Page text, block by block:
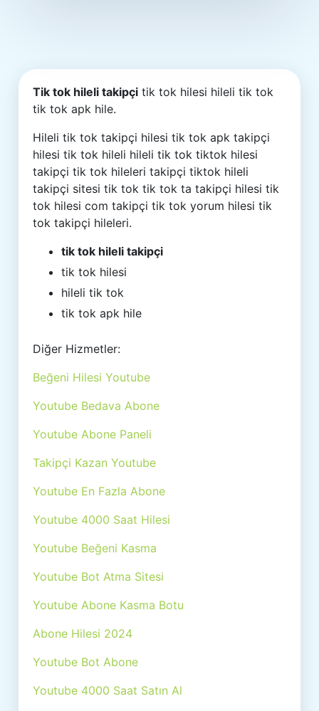
Tik tok hileli takipçi tik tok hilesi hileli tik tok
tik tok apk hile.
Hileli tik tok takipçi hilesi tik tok apk takipçi
hilesi tik tok hileli hileli tik tok tiktok hilesi
takipçi tik tok hileleri takipçi tiktok hileli
takipçi sitesi tik tok tik tok ta takipçi hilesi tik
tok hilesi com takipçi tik tok yorum hilesi tik
tok takipçi hileleri.
tik tok hileli takipçi
tik tok hilesi
hileli tik tok
tik tok apk hile
Diğer Hizmetler:
Beğeni Hilesi Youtube
Youtube Bedava Abone
Youtube Abone Paneli
Takipçi Kazan Youtube
Youtube En Fazla Abone
Youtube 4000 Saat Hilesi
Youtube Beğeni Kasma
Youtube Bot Atma Sitesi
Youtube Abone Kasma Botu
Abone Hilesi 2024
Youtube Bot Abone
Youtube 4000 Saat Satın Al